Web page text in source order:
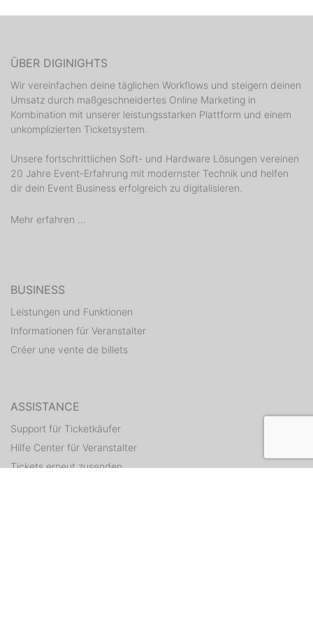
ÜBER DIGINIGHTS
Wir vereinfachen deine täglichen Workflows und steigern deinen
Umsatz durch maßgeschneidertes Online Marketing in
Kombination mit unserer leistungsstarken Plattform und einem
unkomplizierten Ticketsystem.
Unsere fortschrittlichen Soft- und Hardware Lösungen vereinen
20 Jahre Event-Erfahrung mit modernster Technik und helfen
dir dein Event Business erfolgreich zu digitalisieren.
Mehr erfahren ...
BUSINESS
Leistungen und Funktionen
Informationen für Veranstalter
Créer une vente de billets
ASSISTANCE
Support für Ticketkäufer
Hilfe Center für Veranstalter
Tickets erneut zusenden